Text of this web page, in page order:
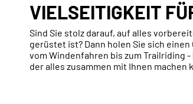
VIELSEITIGKEIT
Sind Sie stolz darauf, auf alles
gerüstet ist? Dann holen Sie sich einen
vom Windenfahren bis zum Trailriding
der alles zusammen mit Ihnen machen